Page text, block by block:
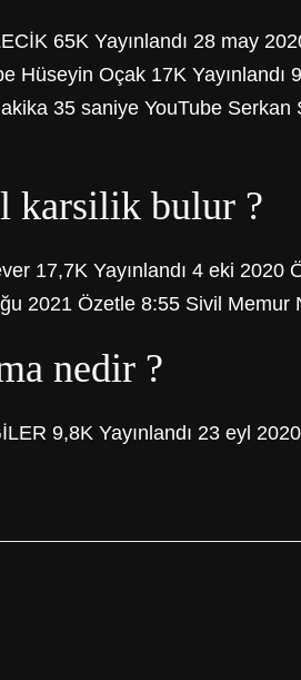
65K Yayınlandı 28 may
Oçak 17K
35 saniye YouTube Serkan
karsilik bulur ?
17,7K Yayınlandı 4 eki
2021 Özetle 8:55 Sivil Memur
nedir ?
9,8K Yayınlandı 23 eyl